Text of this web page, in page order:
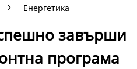
Енергетика
завърши
програма